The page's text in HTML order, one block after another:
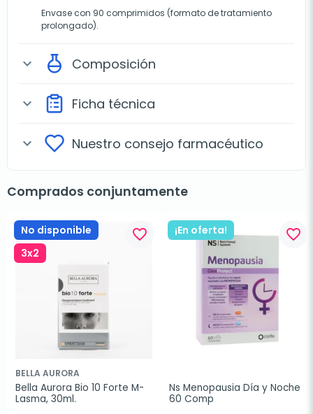
Envase con 90 comprimidos (formato de tratamiento
prolongado).
expand_more Composición
expand_more Ficha técnica
expand_more Nuestro consejo farmacéutico
Comprados conjuntamente
No disponible
3x2
favorite_border
BELLA AURORA
Bella Aurora Bio 10 Forte M-
Lasma, 30ml.
¡En oferta! favorite_border
Ns Menopausia Día y Noche
60 Comp